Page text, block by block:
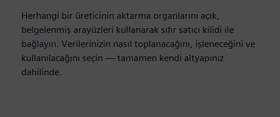
Herhangi bir üreticinin aktarma organlarını açık,
belgelenmiş arayüzleri kullanarak sıfır satıcı kilidi ile
bağlayın. Verilerinizin nasıl toplanacağını, işleneceğini ve
kullanılacağını seçin — tamamen kendi altyapınız
dahilinde.